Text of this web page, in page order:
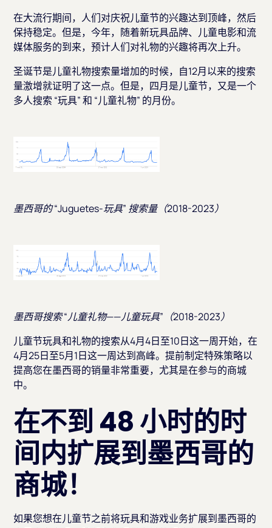
在大流行期间，人们对庆祝儿童节的兴趣达到顶峰，然后
保持稳定。但是，今年，随着新玩具品牌、儿童电影和流
媒体服务的到来，预计人们对礼物的兴趣将再次上升。
圣诞节是儿童礼物搜索量增加的时候，自12月以来的搜索
量激增就证明了这一点。但是，四月是儿童节，又是一个
多人搜索 “玩具” 和 “儿童礼物” 的月份。
墨西哥的 “Juguetes-玩具” 搜索量（2018-2023）
墨西哥搜索 “儿童礼物——儿童玩具”（2018-2023）
儿童节玩具和礼物的搜索从4月4日至10日这一周开始，在
4月25日至5月1日这一周达到高峰。提前制定特殊策略以
提高您在墨西哥的销量非常重要，尤其是在参与的商城
中。
在不到 48 小时的时
间内扩展到墨西哥的
商城！
如果您想在儿童节之前将玩具和游戏业务扩展到墨西哥的